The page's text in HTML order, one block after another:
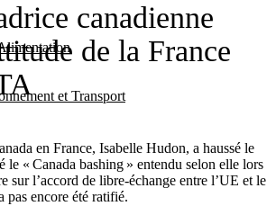
et Transport
canadienne
de la France
en France, Isabelle Hudon, a haussé le
le « Canada bashing » entendu selon elle lors
sur l’accord de libre-échange entre l’UE et le
pas encore été ratifié.